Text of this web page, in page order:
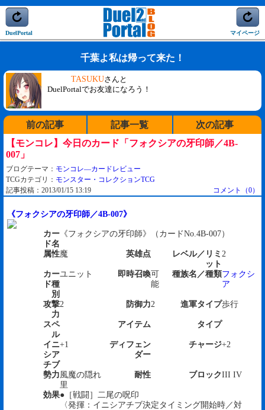
DuelPortal マイページ
千葉よ私は帰って来た！
TASUKUさんと
DuelPortalでお友達になろう！
前の記事 記事一覧
次の記事
【モンコレ】今日のカード「フォクシアの牙印師／4B-
007」
ブログテーマ： モンコレ―カードレビュー
TCGカテゴリ： モンスター・コレクションTCG
記事投稿：2013/01/15 13:19
コメント（0）
《フォクシアの牙印師／4B-007》
カー
ド名
《フォクシアの牙印師》（カードNo.4B-007）
属性魔 英雄点
レベル／リミ
ット
2
カー
ド種
別
ユニット 即時召喚可
能
種族名／種類フォクシ
ア
攻撃
力
2 防御力2 進軍タイプ歩行
スペ
ル
アイテム タイプ
イニ
シア
チブ
+1
ディフェン
ダー
チャージ+2
勢力風魔の隠れ
里
耐性 ブロックIII IV
効果●［戦闘］二尾の呪印
〈発揮：イニシアチブ決定タイミング開始時／対